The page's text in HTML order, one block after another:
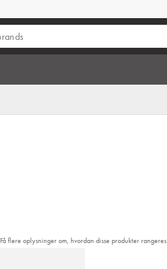
Få flere oplysninger om, hvordan disse produkter rangeres